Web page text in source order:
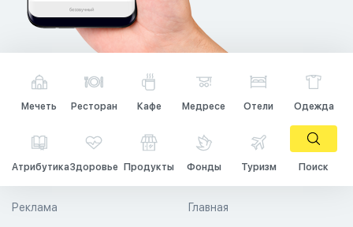
Мечеть Ресторан Кафе Медресе Отели Одежда
АтрибутикаЗдоровье Продукты Фонды Туризм Поиск
Главная
Реклама